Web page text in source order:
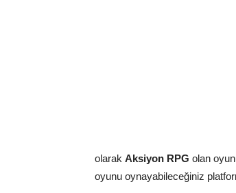
olarak Aksiyon RPG olan
oyunu oynayabileceğiniz